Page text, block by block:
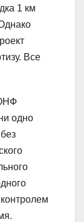
1 км
Все
одно